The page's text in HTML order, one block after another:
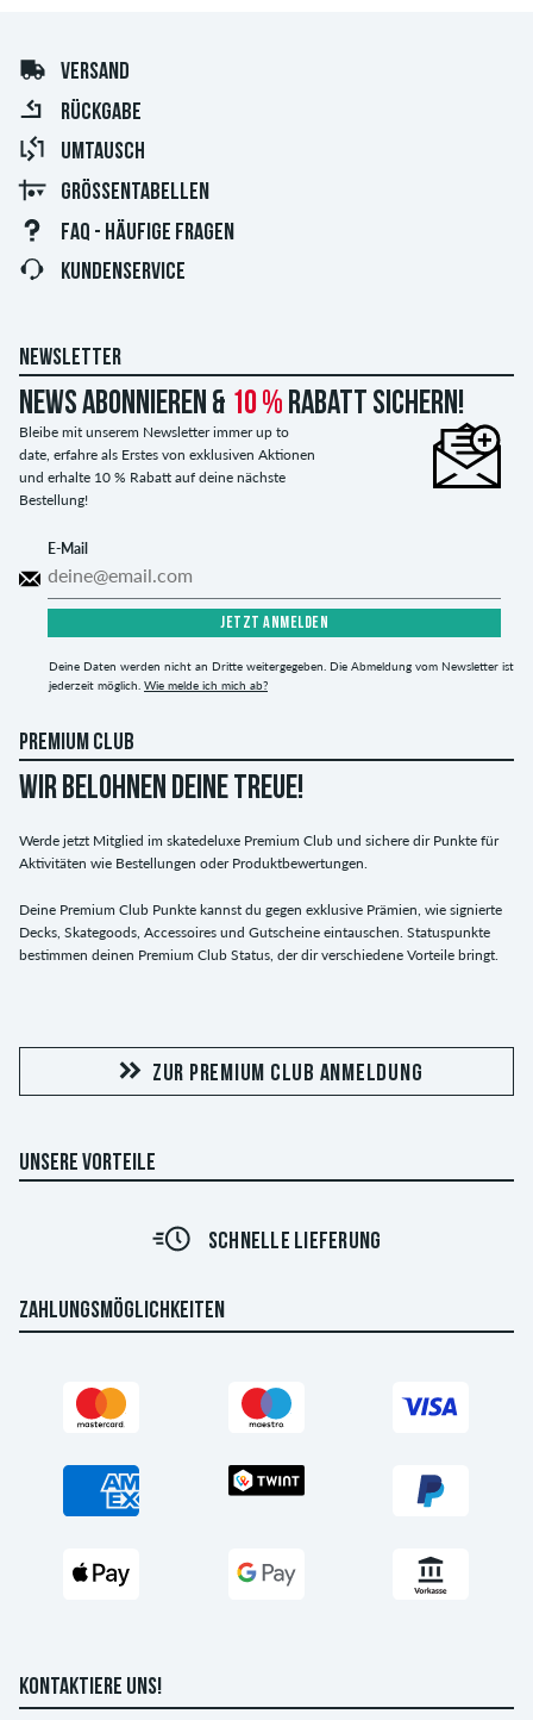
VERSAND
RÜCKGABE
UMTAUSCH
GRÖSSENTABELLEN
FAQ - HÄUFIGE FRAGEN
KUNDENSERVICE
NEWSLETTER
News abonnieren & 10 % Rabatt sichern!
Bleibe mit unserem Newsletter immer up to
date, erfahre als Erstes von exklusiven Aktionen
und erhalte 10 % Rabatt auf deine nächste
Bestellung!
E-Mail
JETZT ANMELDEN
Deine Daten werden nicht an Dritte weitergegeben. Die Abmeldung vom Newsletter ist
jederzeit möglich. Wie melde ich mich ab?
PREMIUM CLUB
WIR BELOHNEN DEINE TREUE!
Werde jetzt Mitglied im skatedeluxe Premium Club und sichere dir Punkte für
Aktivitäten wie Bestellungen oder Produktbewertungen.
Deine Premium Club Punkte kannst du gegen exklusive Prämien, wie signierte
Decks, Skategoods, Accessoires und Gutscheine eintauschen. Statuspunkte
bestimmen deinen Premium Club Status, der dir verschiedene Vorteile bringt.
ZUR PREMIUM CLUB ANMELDUNG
UNSERE VORTEILE
SCHNELLE LIEFERUNG
ZAHLUNGSMÖGLICHKEITEN
KONTAKTIERE UNS!